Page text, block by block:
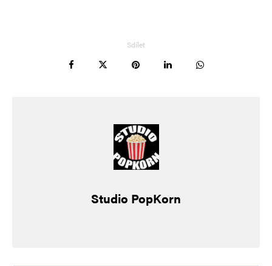
Informujte mě o nových příspěvcích e-mailem.
Sdílet
Studio PopKorn